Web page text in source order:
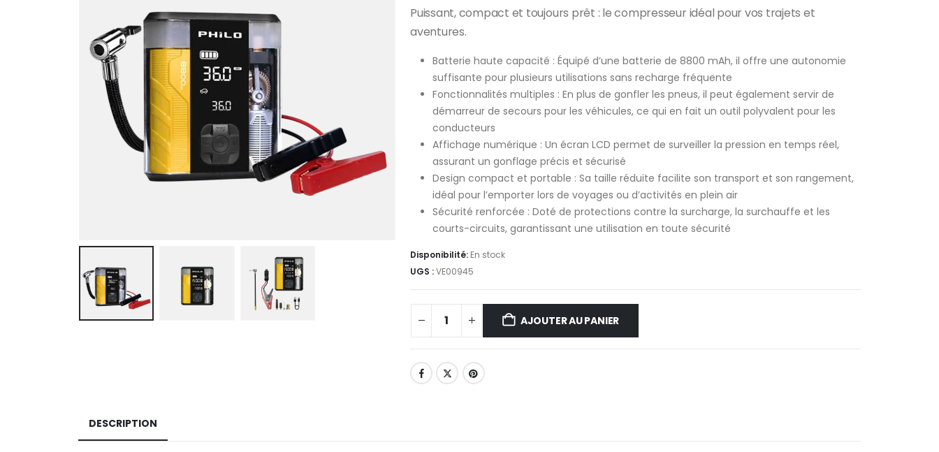
Puissant, compact et toujours prêt : le compresseur idéal pour vos trajets et
aventures.
Batterie haute capacité : Équipé d’une batterie de 8800 mAh, il offre une autonomie
suffisante pour plusieurs utilisations sans recharge fréquente
Fonctionnalités multiples : En plus de gonfler les pneus, il peut également servir de
démarreur de secours pour les véhicules, ce qui en fait un outil polyvalent pour les
conducteurs
Affichage numérique : Un écran LCD permet de surveiller la pression en temps réel,
assurant un gonflage précis et sécurisé
Design compact et portable : Sa taille réduite facilite son transport et son rangement,
idéal pour l’emporter lors de voyages ou d’activités en plein air
Sécurité renforcée : Doté de protections contre la surcharge, la surchauffe et les
courts-circuits, garantissant une utilisation en toute sécurité
Disponibilité: En stock
UGS :VE00945
AJOUTER AU PANIER
DESCRIPTION